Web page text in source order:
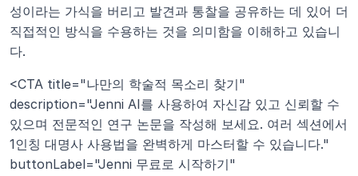
성이라는 가식을 버리고 발견과 통찰을 공유하는 데 있어 더
직접적인 방식을 수용하는 것을 의미함을 이해하고 있습니
다.
<CTA title="나만의 학술적 목소리 찾기"
description="Jenni AI를 사용하여 자신감 있고 신뢰할 수
있으며 전문적인 연구 논문을 작성해 보세요. 여러 섹션에서
1인칭 대명사 사용법을 완벽하게 마스터할 수 있습니다."
buttonLabel="Jenni 무료로 시작하기"